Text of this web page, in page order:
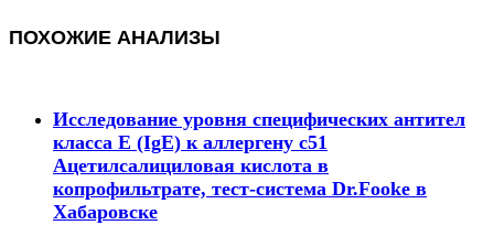
ПОХОЖИЕ АНАЛИЗЫ
Исследование уровня специфических антител
класса E (IgE) к аллергену c51
Ацетилсалициловая кислота в
копрофильтрате, тест-система Dr.Fooke в
Хабаровске